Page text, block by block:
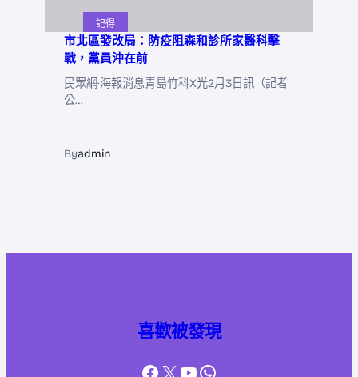
記得
市北區發改局：防疫阻森和診所家醫科擊
戰，黨員沖在前
民眾網·海報消息青島竹科X光2月3日訊（記者
公…
Byadmin
喜歡被發現
Facebook
X YouTube
WhatsApp